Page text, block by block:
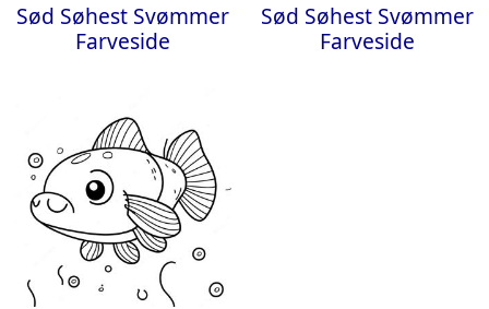
Sød Søhest Svømmer
Farveside
Sød Søhest Svømmer
Farveside